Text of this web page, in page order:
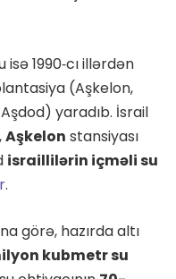
1990‑cı illərdən
(Aşkelon,
yaradıb. İsrail
Aşkelon stansiyası
israillilərin içməli su
.
görə, hazırda altı
kubmetr su